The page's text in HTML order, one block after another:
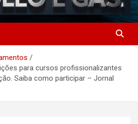
| Últimas
a
vagas de
setor
para cursos profissionalizantes
Saiba como participar – Jornal